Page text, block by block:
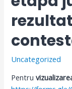
Uncategorized
Pentru